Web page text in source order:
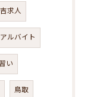
求人
ルバイト
い
鳥取